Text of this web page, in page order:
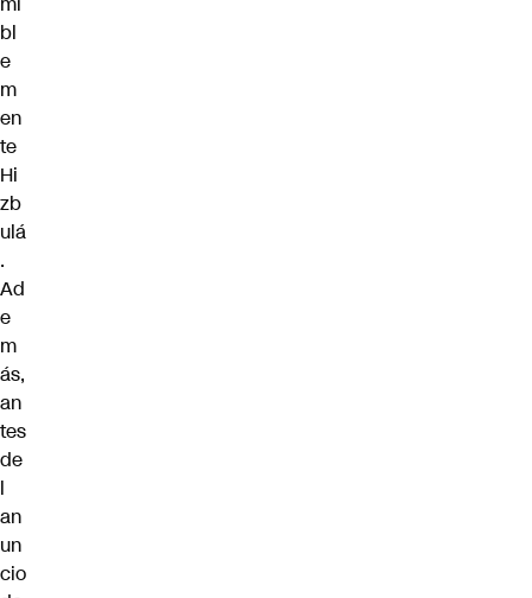
bl
e
m
en
te
Hi
zb
ulá
.
Ad
e
m
ás,
an
tes
de
l
an
un
cio